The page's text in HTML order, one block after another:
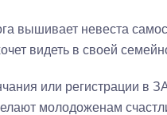
вышивает невеста
видеть в своей
или регистрации в
молодоженам